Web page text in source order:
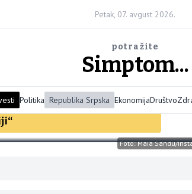
Petak, 07. avgust 2026.
potražite
Simptom...
Politika Republika Srpska EkonomijaDruštvo
Foto: Maia Sandu/